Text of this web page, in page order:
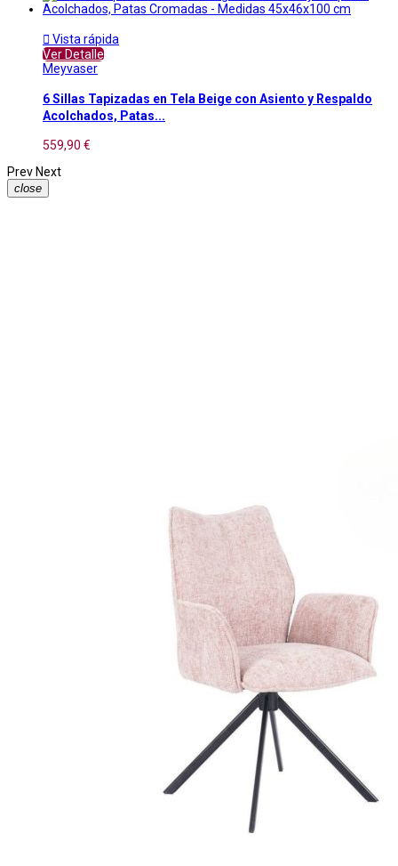
 Vista rápida
Ver Detalle
Meyvaser
6 Sillas Tapizadas en Tela Beige con Asiento y Respaldo
Acolchados, Patas...
559,90 €
Prev Next
close